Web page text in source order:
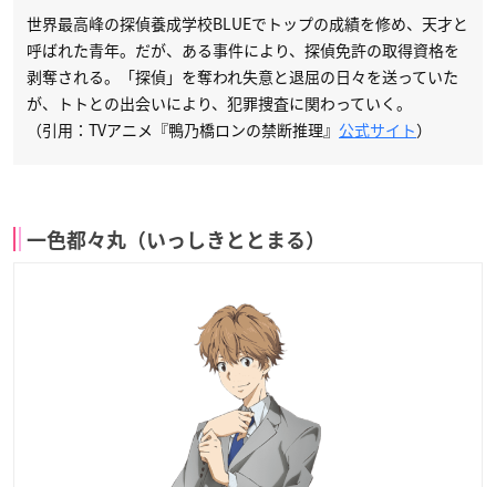
世界最高峰の探偵養成学校BLUEでトップの成績を修め、天才と
呼ばれた青年。だが、ある事件により、探偵免許の取得資格を
剥奪される。「探偵」を奪われ失意と退屈の日々を送っていた
が、トトとの出会いにより、犯罪捜査に関わっていく。
（引用：TVアニメ『鴨乃橋ロンの禁断推理』 公式サイト）
一色都々丸（いっしきととまる）